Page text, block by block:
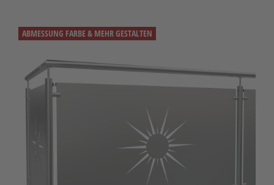
ABMESSUNG FARBE & MEHR GESTALTEN